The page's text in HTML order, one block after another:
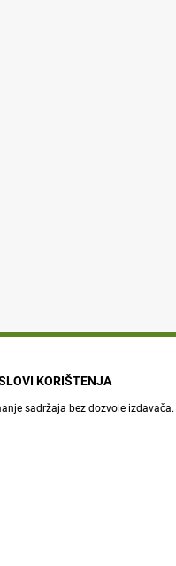
KORIŠTENJA
sadržaja bez dozvole izdavača.